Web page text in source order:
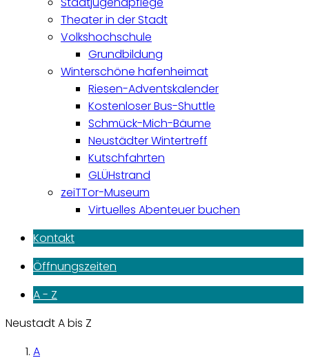
Theater in der Stadt
Volkshochschule
Grundbildung
Winterschöne hafenheimat
Riesen-Adventskalender
Kostenloser Bus-Shuttle
Schmück-Mich-Bäume
Neustädter Wintertreff
Kutschfahrten
GLÜHstrand
zeiTTor-Museum
Virtuelles Abenteuer buchen
Kontakt
Öffnungszeiten
A - Z
Neustadt A bis Z
A